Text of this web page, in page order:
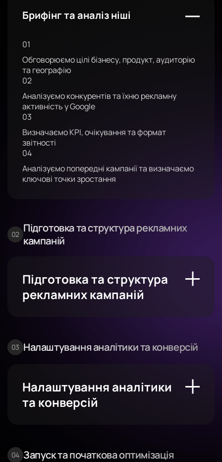
Брифінг та аналіз ніші
01
Обговорюємо цілі бізнесу, продукт, аудиторію
та географію
02
Аналізуємо конкурентів та їхню рекламну
активність у Google
03
Визначаємо KPI, очікування та формат
звітності
04
Аналізуємо попередні кампанії та визначаємо
ключові точки зростання
Підготовка та структура рекламних
кампаній
Підготовка та структура
рекламних кампаній
Налаштування аналітики та конверсій
Налаштування аналітики
та конверсій
Запуск та початкова оптимізація